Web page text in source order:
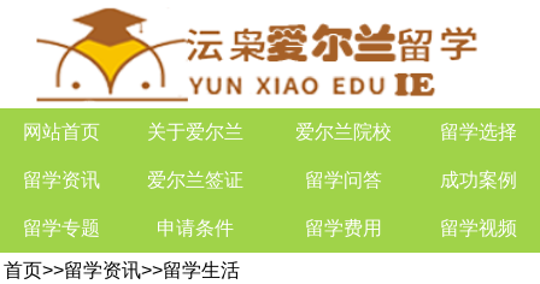
网站首页 关于爱尔兰 爱尔兰院校 留学选择
留学资讯 爱尔兰签证 留学问答 成功案例
留学专题 申请条件 留学费用 留学视频
首页>>留学资讯>>留学生活